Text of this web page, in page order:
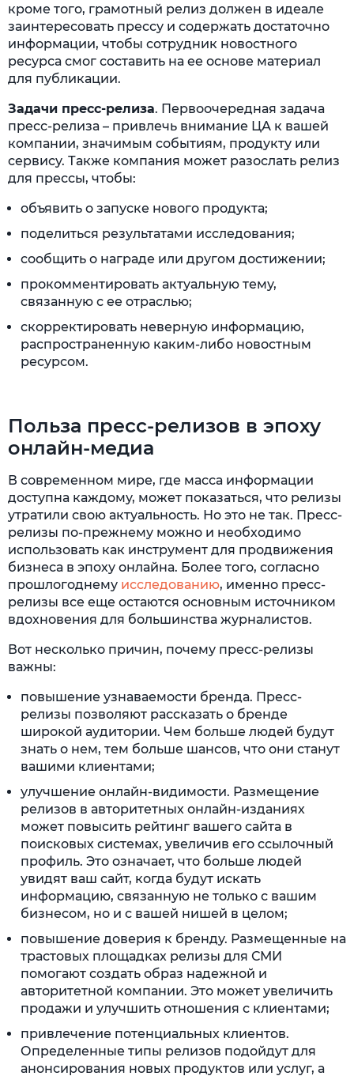
кроме того, грамотный релиз должен в идеале
заинтересовать прессу и содержать достаточно
информации, чтобы сотрудник новостного
ресурса смог составить на ее основе материал
для публикации.
Задачи пресс-релиза. Первоочередная задача
пресс-релиза – привлечь внимание ЦА к вашей
компании, значимым событиям, продукту или
сервису. Также компания может разослать релиз
для прессы, чтобы:
объявить о запуске нового продукта;
поделиться результатами исследования;
сообщить о награде или другом достижении;
прокомментировать актуальную тему,
связанную с ее отраслью;
скорректировать неверную информацию,
распространенную каким-либо новостным
ресурсом.
Польза пресс-релизов в эпоху
онлайн-медиа
В современном мире, где масса информации
доступна каждому, может показаться, что релизы
утратили свою актуальность. Но это не так. Пресс-
релизы по-прежнему можно и необходимо
использовать как инструмент для продвижения
бизнеса в эпоху онлайна. Более того, согласно
прошлогоднему исследованию, именно пресс-
релизы все еще остаются основным источником
вдохновения для большинства журналистов.
Вот несколько причин, почему пресс-релизы
важны:
повышение узнаваемости бренда. Пресс-
релизы позволяют рассказать о бренде
широкой аудитории. Чем больше людей будут
знать о нем, тем больше шансов, что они станут
вашими клиентами;
улучшение онлайн-видимости. Размещение
релизов в авторитетных онлайн-изданиях
может повысить рейтинг вашего сайта в
поисковых системах, увеличив его ссылочный
профиль. Это означает, что больше людей
увидят ваш сайт, когда будут искать
информацию, связанную не только с вашим
бизнесом, но и с вашей нишей в целом;
повышение доверия к бренду. Размещенные на
трастовых площадках релизы для СМИ
помогают создать образ надежной и
авторитетной компании. Это может увеличить
продажи и улучшить отношения с клиентами;
привлечение потенциальных клиентов.
Определенные типы релизов подойдут для
анонсирования новых продуктов или услуг, а